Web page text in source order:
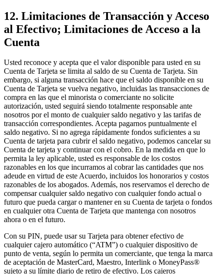
12. Limitaciones de Transacción y Acceso
al Efectivo; Limitaciones de Acceso a la
Cuenta
Usted reconoce y acepta que el valor disponible para usted en su
Cuenta de Tarjeta se limita al saldo de su Cuenta de Tarjeta. Sin
embargo, si alguna transacción hace que el saldo disponible en su
Cuenta de Tarjeta se vuelva negativo, incluidas las transacciones de
compra en las que el minorista o comerciante no solicite
autorización, usted seguirá siendo totalmente responsable ante
nosotros por el monto de cualquier saldo negativo y las tarifas de
transacción correspondientes. Acepta pagarnos puntualmente el
saldo negativo. Si no agrega rápidamente fondos suficientes a su
Cuenta de tarjeta para cubrir el saldo negativo, podemos cancelar su
Cuenta de tarjeta y continuar con el cobro. En la medida en que lo
permita la ley aplicable, usted es responsable de los costos
razonables en los que incurramos al cobrar las cantidades que nos
adeude en virtud de este Acuerdo, incluidos los honorarios y costos
razonables de los abogados. Además, nos reservamos el derecho de
compensar cualquier saldo negativo con cualquier fondo actual o
futuro que pueda cargar o mantener en su Cuenta de tarjeta o fondos
en cualquier otra Cuenta de Tarjeta que mantenga con nosotros
ahora o en el futuro.
Con su PIN, puede usar su Tarjeta para obtener efectivo de
cualquier cajero automático (“ATM”) o cualquier dispositivo de
punto de venta, según lo permita un comerciante, que tenga la marca
de aceptación de MasterCard, Maestro, Interlink o MoneyPass®
sujeto a su límite diario de retiro de efectivo. Los cajeros